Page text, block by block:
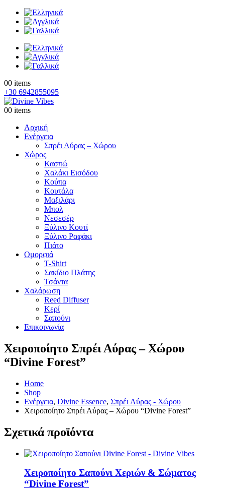
00 items
+30 6942855095
00 items
Αρχική
Ενέργεια
Σπρέι Αύρας – Χώρου
Χώρος
Κασπώ
Χαλάκι Εισόδου
Κούπα
Κουτάλα
Μαξιλάρι
Μπολ
Νεσεσέρ
Ξύλινο Κουτί
Ξύλινο Ραφάκι
Πιάτο
Ομορφιά
T-Shirt
Σακίδιο Πλάτης
Τσάντα
Χαλάρωση
Reed Diffuser
Κερί
Σαπούνι
Επικοινωνία
Χειροποίητο Σπρέι Αύρας – Χώρου
“Divine Forest”
Home
Shop
Ενέργεια, Divine Essence, Σπρέι Αύρας - Χώρου
Χειροποίητο Σπρέι Αύρας – Χώρου “Divine Forest”
Σχετικά προϊόντα
Χειροποίητο Σαπούνι Χεριών & Σώματος
“Divine Forest”